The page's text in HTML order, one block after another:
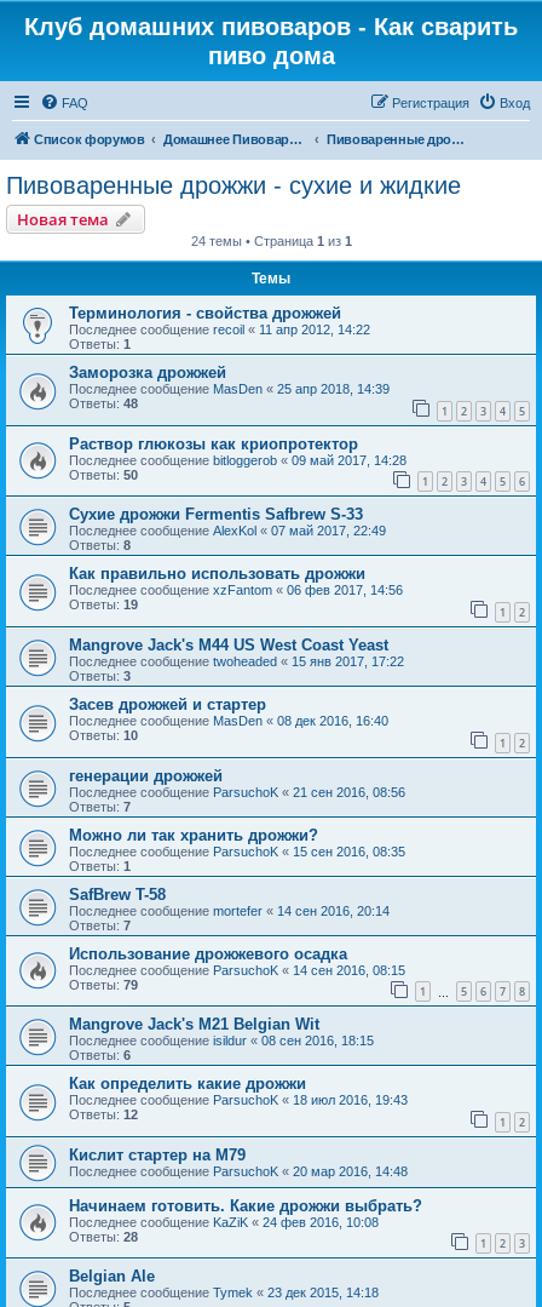
Клуб домашних пивоваров - Как cварить
пиво дома
FAQ Вход
Регистрация
Список форумов Домашнее Пивоварение - Минск Беларусь Пивоваренные дрожжи - сухие и жидкие
Пивоваренные дрожжи - сухие и жидкие
Новая тема
24 темы • Страница 1 из 1
Темы
Терминология - свойства дрожжей
Последнее сообщение recoil « 11 апр 2012, 14:22
Ответы: 1
Заморозка дрожжей
Последнее сообщение MasDen « 25 апр 2018, 14:39
Ответы: 48 1 2 3 4 5
Раствор глюкозы как криопротектор
Последнее сообщение bitloggerob « 09 май 2017, 14:28
Ответы: 50 1 2 3 4 5 6
Сухие дрожжи Fermentis Safbrew S-33
Последнее сообщение AlexKol « 07 май 2017, 22:49
Ответы: 8
Как правильно использовать дрожжи
Последнее сообщение xzFantom « 06 фев 2017, 14:56
Ответы: 19 1 2
Mangrove Jack's M44 US West Coast Yeast
Последнее сообщение twoheaded « 15 янв 2017, 17:22
Ответы: 3
Засев дрожжей и стартер
Последнее сообщение MasDen « 08 дек 2016, 16:40
Ответы: 10 1 2
генерации дрожжей
Последнее сообщение ParsuchoK « 21 сен 2016, 08:56
Ответы: 7
Можно ли так хранить дрожжи?
Последнее сообщение ParsuchoK « 15 сен 2016, 08:35
Ответы: 1
SafBrew T-58
Последнее сообщение mortefer « 14 сен 2016, 20:14
Ответы: 7
Использование дрожжевого осадка
Последнее сообщение ParsuchoK « 14 сен 2016, 08:15
Ответы: 79 1 5 6 7 8
Mangrove Jack's M21 Belgian Wit
Последнее сообщение isildur « 08 сен 2016, 18:15
Ответы: 6
Как определить какие дрожжи
Последнее сообщение ParsuchoK « 18 июл 2016, 19:43
Ответы: 12 1 2
Кислит стартер на M79
Последнее сообщение ParsuchoK « 20 мар 2016, 14:48
Начинаем готовить. Какие дрожжи выбрать?
Последнее сообщение KaZiK « 24 фев 2016, 10:08
Ответы: 28 1 2 3
Belgian Ale
Последнее сообщение Tymek « 23 дек 2015, 14:18